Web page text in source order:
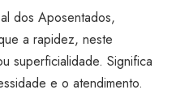
dos Aposentados,
a rapidez, neste
superficialidade. Significa
e o atendimento.